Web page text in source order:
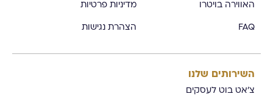
האווירה בויטרו
FAQ
מדיניות פרטיות
הצהרת נגישות
השירותים שלנו
צ'אט בוט לעסקים